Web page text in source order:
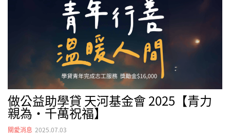
迎打電話給我們 02-2738-9600💡一起守住荷包，才能做好
做公益助學貸 天河基金會 2025【青力
親為‧千萬祝福】
關愛消息 2025.07.03